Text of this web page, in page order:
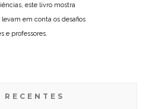
este livro mostra
em conta os desafios
e professores.
RECENTES